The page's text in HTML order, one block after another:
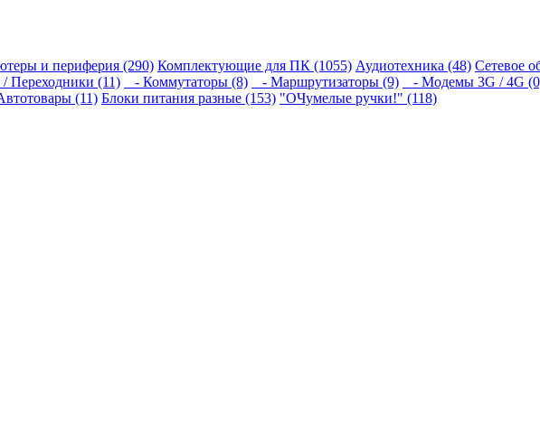
и периферия (290) Комплектующие для ПК (1055) Аудиотехника (48) Сетевое
Переходники (11) - Коммутаторы (8) - Маршрутизаторы (9) - Модемы 3G / 4G
(11) Блоки питания разные (153) "ОЧумелые ручки!" (118)